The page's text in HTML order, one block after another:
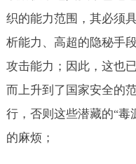
织的能力范围，其必须
析能力、高超的隐秘手
攻击能力；因此，这也
而上升到了国家安全的
行，否则这些潜藏的“毒
的麻烦；